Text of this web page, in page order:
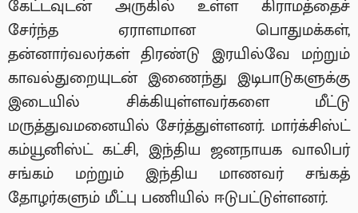
கேட்டவுடன் அருகில் உள்ள கிராமத்தைச்
சேர்ந்த ஏராளமான பொதுமக்கள்,
தன்னார்வலர்கள் திரண்டு இரயில்வே மற்றும்
காவல்துறையுடன் இணைந்து இடிபாடுகளுக்கு
இடையில் சிக்கியுள்ளவர்களை மீட்டு
மருத்துவமனையில் சேர்த்துள்ளனர். மார்க்சிஸ்ட்
கம்யூனிஸ்ட் கட்சி, இந்திய ஜனநாயக வாலிபர்
சங்கம் மற்றும் இந்திய மாணவர் சங்கத்
தோழர்களும் மீட்பு பணியில் ஈடுபட்டுள்ளனர்.